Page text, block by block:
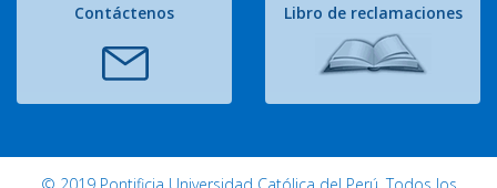
Contáctenos Libro de reclamaciones